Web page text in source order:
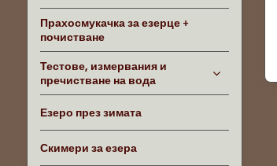
Прахосмукачка за езерце +
почистване
Тестове, измервания и
пречистване на вода
Езеро през зимата
Скимери за езера